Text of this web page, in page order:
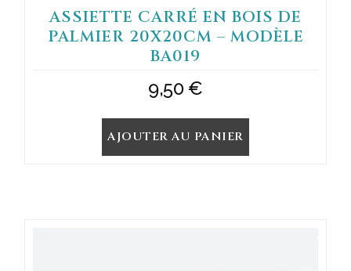
ASSIETTE CARRÉ EN BOIS DE
PALMIER 20X20CM – MODÈLE
BA019
9,50€
AJOUTER AU PANIER